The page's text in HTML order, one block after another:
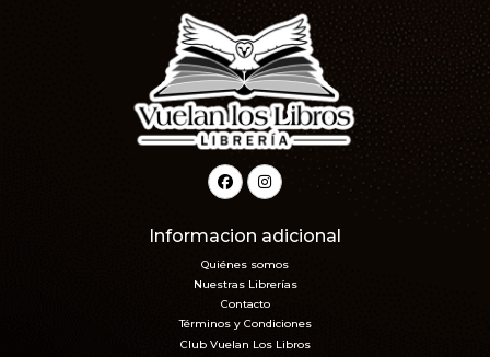
Informacion adicional
Quiénes somos
Nuestras Librerías
Contacto
Términos y Condiciones
Club Vuelan Los Libros